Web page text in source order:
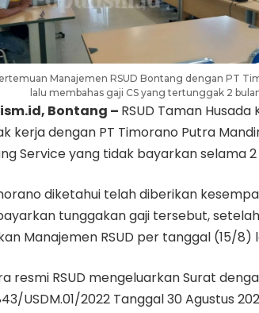
Manajemen RSUD Bontang dengan PT
lalu membahas gaji CS yang tertunggak 2
, Bontang – RSUD Taman
kerja dengan PT Timorano Putra
Service yang tidak bayarkan selama 2
diketahui telah diberikan
tunggakan gaji tersebut,
Manajemen RSUD per tanggal (15/8)
resmi RSUD mengeluarkan Surat
/USDM.01/2022 Tanggal 30 Agustus